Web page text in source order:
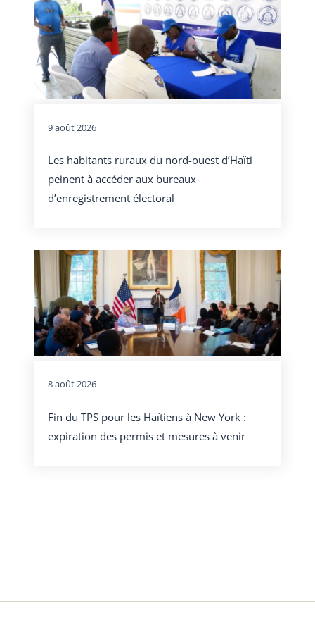
9 août 2026
Les habitants ruraux du nord-ouest d’Haïti
peinent à accéder aux bureaux
d’enregistrement électoral
8 août 2026
Fin du TPS pour les Haïtiens à New York :
expiration des permis et mesures à venir